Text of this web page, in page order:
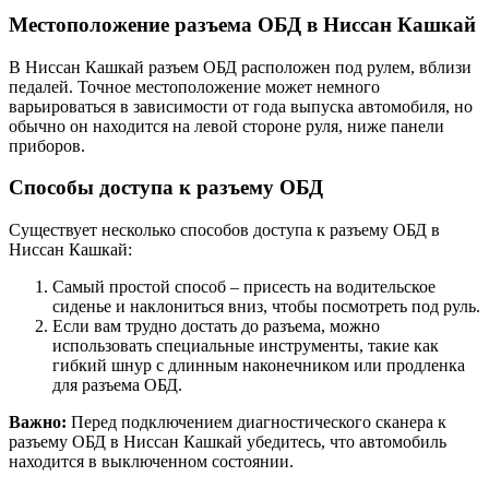
Местоположение разъема ОБД в Ниссан Кашкай
В Ниссан Кашкай разъем ОБД расположен под рулем, вблизи
педалей. Точное местоположение может немного
варьироваться в зависимости от года выпуска автомобиля, но
обычно он находится на левой стороне руля, ниже панели
приборов.
Способы доступа к разъему ОБД
Существует несколько способов доступа к разъему ОБД в
Ниссан Кашкай:
Самый простой способ – присесть на водительское
сиденье и наклониться вниз, чтобы посмотреть под руль.
Если вам трудно достать до разъема, можно
использовать специальные инструменты, такие как
гибкий шнур с длинным наконечником или продленка
для разъема ОБД.
Важно: Перед подключением диагностического сканера к
разъему ОБД в Ниссан Кашкай убедитесь, что автомобиль
находится в выключенном состоянии.